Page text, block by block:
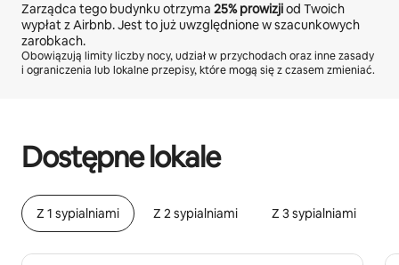
Zarządca tego budynku otrzyma 25%prowizjiod Twoich
wypłat z Airbnb. Jest to już uwzględnione w szacunkowych
zarobkach.
Obowiązują limity liczby nocy, udział w przychodach oraz inne zasady
i ograniczenia lub lokalne przepisy, które mogą się z czasem zmieniać.
Dostępne lokale
Z 1 sypialniami Z 2 sypialniami Z 3 sypialniami